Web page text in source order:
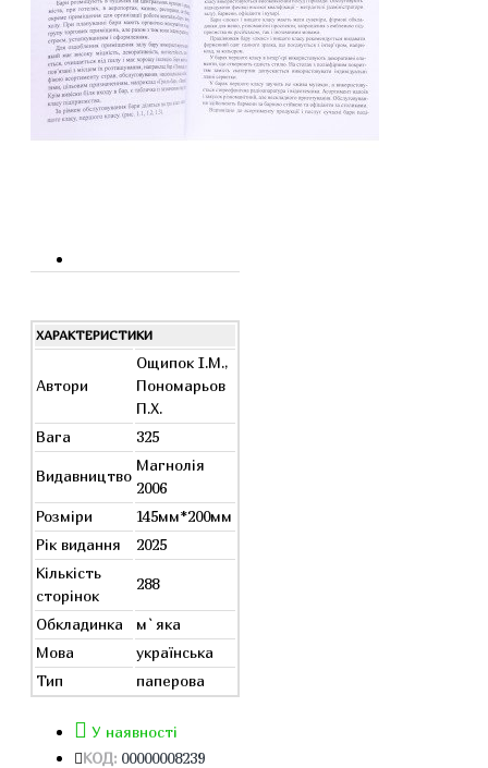
ХАРАКТЕРИСТИКИ
Автори
Ощипок І.М.,
Пономарьов
П.Х.
Вага
325
Видавництво
Магнолія
2006
Розміри
145мм*200мм
Рік видання
2025
Кількість
сторінок
288
Обкладинка
м`яка
Мова
українська
Тип
паперова
У наявності
КОД: 00000008239